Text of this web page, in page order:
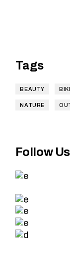
Tags
BEAUTY
NATURE
Follow